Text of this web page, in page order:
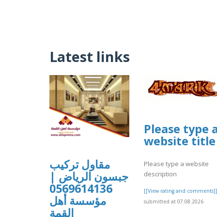
Latest links
مقاول تركيب
جبسون الرياض |
0569614136
مؤسسة أهل
القمة
Please type
website title
Please type a website
description
[[View rating and comments]]
submitted at 07.08.2026